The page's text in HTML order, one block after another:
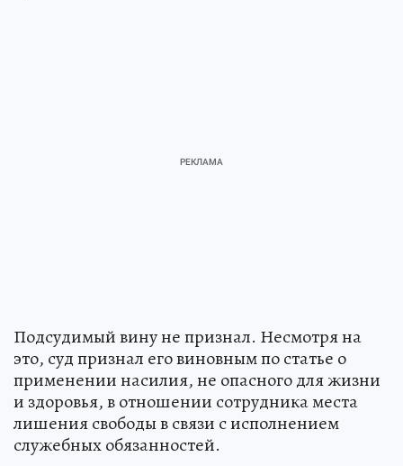
Подсудимый вину не признал. Несмотря на
это, суд признал его виновным по статье о
применении насилия, не опасного для жизни
и здоровья, в отношении сотрудника места
лишения свободы в связи с исполнением
служебных обязанностей.